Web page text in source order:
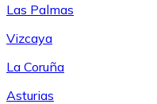
Las Palmas
Vizcaya
La Coruña
Asturias